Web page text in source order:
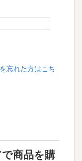
忘れた方はこち
商品を購